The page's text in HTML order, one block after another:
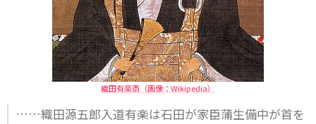
織田有楽斎（画像：Wikipedia）
……織田源五郎入道有楽は石田が家臣蒲生備中が首を